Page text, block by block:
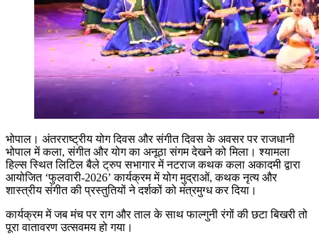
भोपाल। अंतरराष्ट्रीय योग दिवस और संगीत दिवस के अवसर पर राजधानी
भोपाल में कला, संगीत और योग का अनूठा संगम देखने को मिला। श्यामला
हिल्स स्थित लिटिल बैले ट्रुप सभागार में नटराज कथक कला अकादमी द्वारा
आयोजित ‘फुलवारी-2026’ कार्यक्रम में योग मुद्राओं, कथक नृत्य और
शास्त्रीय संगीत की प्रस्तुतियों ने दर्शकों को मंत्रमुग्ध कर दिया।
कार्यक्रम में जब मंच पर राग और ताल के साथ फाल्गुनी रंगों की छटा बिखरी तो
पूरा वातावरण उत्सवमय हो गया।